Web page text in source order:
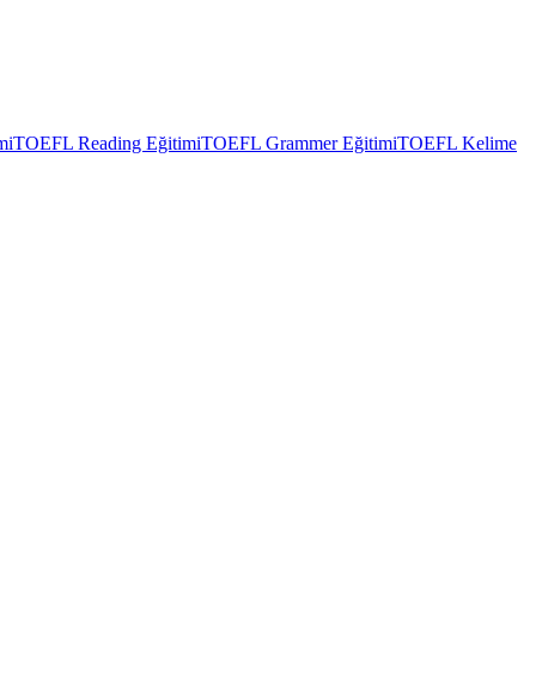
TOEFL Reading EğitimiTOEFL Grammer EğitimiTOEFL Kelime